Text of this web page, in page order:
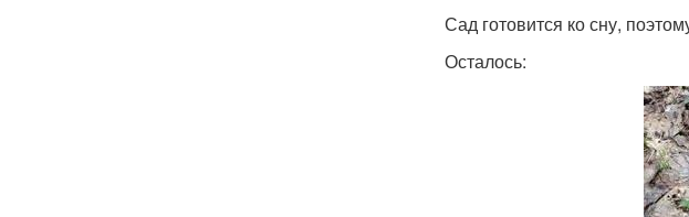
Сад готовится ко сну,
Осталось: